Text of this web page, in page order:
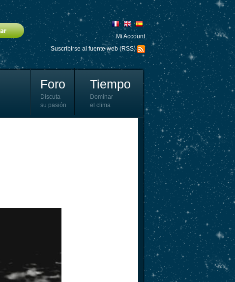
Mi Account
Suscribirse al fuente web (RSS)
Foro
Discuta
su pasión
Tiempo
Dominar
el clima